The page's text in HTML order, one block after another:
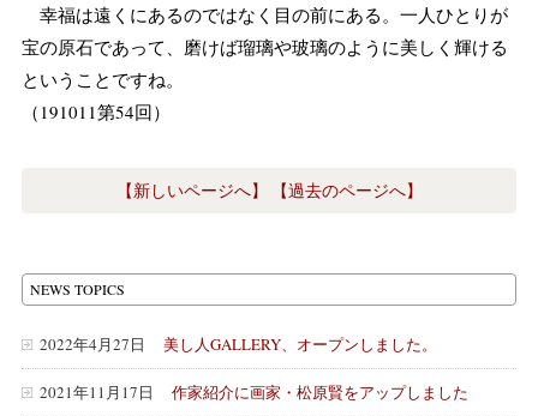
幸福は遠くにあるのではなく目の前にある。一人ひとりが
宝の原石であって、磨けば瑠璃や玻璃のように美しく輝ける
ということですね。
（191011第54回）
【新しいページへ】 【過去のページへ】
NEWS TOPICS
2022年4月27日 美し人GALLERY、オープンしました。
2021年11月17日 作家紹介に画家・松原賢をアップしました